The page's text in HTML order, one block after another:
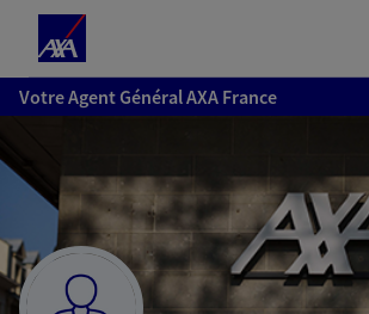
Accéder
au
Accéder
au
pied
de
page
Votre Agent Général AXA France